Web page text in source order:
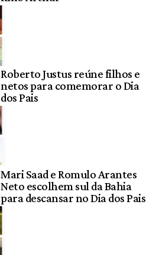
Roberto Justus reúne filhos e
netos para comemorar o Dia
dos Pais
Mari Saad e Romulo Arantes
Neto escolhem sul da Bahia
para descansar no Dia dos Pais